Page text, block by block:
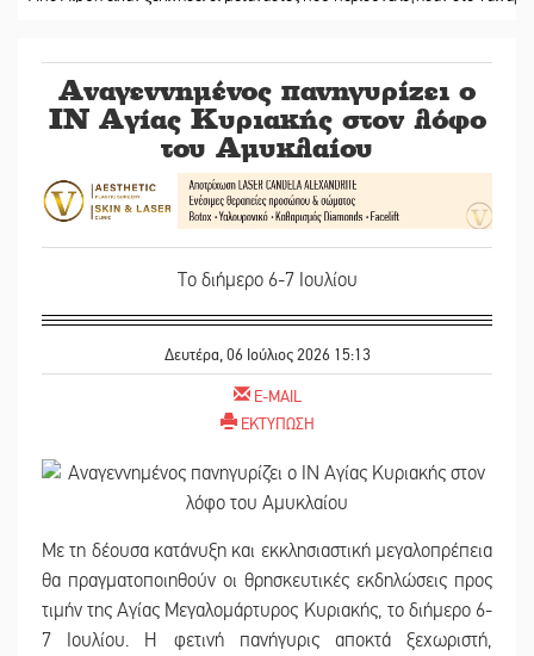
Αναγεννημένος πανηγυρίζει ο
ΙΝ Αγίας Κυριακής στον λόφο
του Αμυκλαίου
Το διήμερο 6-7 Ιουλίου
Δευτέρα, 06 Ιούλιος 2026 15:13
E-MAIL
ΕΚΤΥΠΩΣΗ
Με τη δέουσα κατάνυξη και εκκλησιαστική μεγαλοπρέπεια
θα πραγματοποιηθούν οι θρησκευτικές εκδηλώσεις προς
τιμήν της Αγίας Μεγαλομάρτυρος Κυριακής, το διήμερο 6-
7 Ιουλίου. Η φετινή πανήγυρις αποκτά ξεχωριστή,